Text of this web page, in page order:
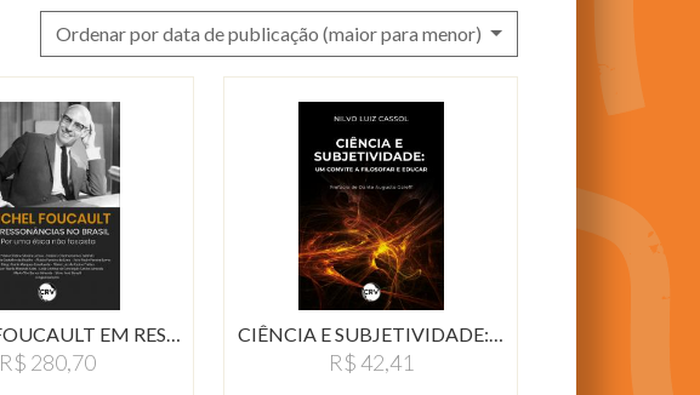
Ordenar por data de publicação (maior para menor)
R$ 280,70
CIÊNCIA E SUBJETIVIDADE:…
R$ 42,41